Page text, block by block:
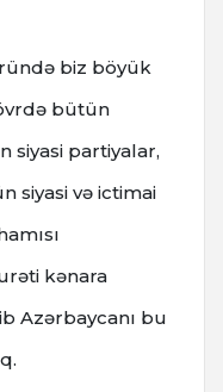
biz böyük
bütün
siyasi partiyalar,
siyasi və ictimai
kənara
Azərbaycanı bu